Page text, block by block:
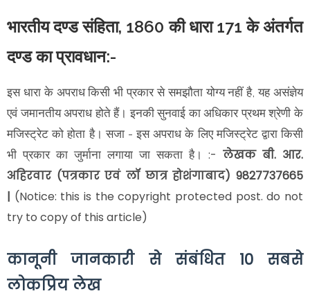
भारतीय दण्ड संहिता, 1860 की धारा 171 के अंतर्गत
दण्ड का प्रावधान:-
इस धारा के अपराध किसी भी प्रकार से समझौता योग्य नहीं है, यह असंज्ञेय
एवं जमानतीय अपराध होते हैं। इनकी सुनवाई का अधिकार प्रथम श्रेणी के
मजिस्ट्रेट को होता है। सजा - इस अपराध के लिए मजिस्ट्रेट द्वारा किसी
भी प्रकार का जुर्माना लगाया जा सकता है। :- लेखक बी. आर.
अहिरवार (पत्रकार एवं लॉ छात्र होशंगाबाद) 9827737665
| (Notice: this is the copyright protected post. do not
try to copy of this article)
कानूनी जानकारी से संबंधित 10 सबसे
लोकप्रिय लेख